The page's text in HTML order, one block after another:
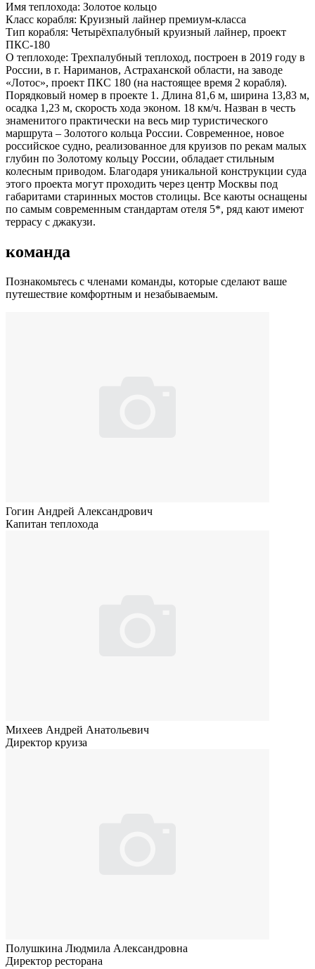
Имя теплохода: Золотое кольцо
Класс корабля: Круизный лайнер премиум-класса
Тип корабля: Четырёхпалубный круизный лайнер, проект
ПКС-180
О теплоходе: Трехпалубный теплоход, построен в 2019 году в
России, в г. Нариманов, Астраханской области, на заводе
«Лотос», проект ПКС 180 (на настоящее время 2 корабля).
Порядковый номер в проекте 1. Длина 81,6 м, ширина 13,83 м,
осадка 1,23 м, скорость хода эконом. 18 км/ч. Назван в честь
знаменитого практически на весь мир туристического
маршрута – Золотого кольца России. Современное, новое
российское судно, реализованное для круизов по рекам малых
глубин по Золотому кольцу России, обладает стильным
колесным приводом. Благодаря уникальной конструкции суда
этого проекта могут проходить через центр Москвы под
габаритами старинных мостов столицы. Все каюты оснащены
по самым современным стандартам отеля 5*, ряд кают имеют
террасу с джакузи.
команда
Познакомьтесь с членами команды, которые сделают ваше
путешествие комфортным и незабываемым.
Гогин Андрей Александрович
Капитан теплохода
Михеев Андрей Анатольевич
Директор круиза
Полушкина Людмила Александровна
Директор ресторана